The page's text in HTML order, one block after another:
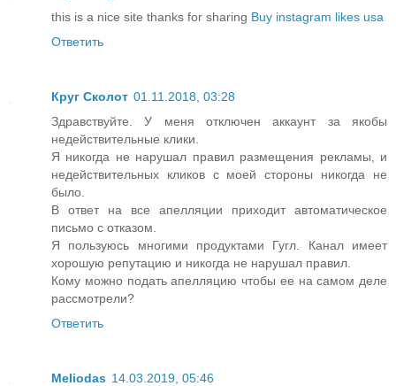
this is a nice site thanks for sharing Buy instagram likes usa
Ответить
Круг Сколот 01.11.2018, 03:28
Здравствуйте. У меня отключен аккаунт за якобы
недействительные клики.
Я никогда не нарушал правил размещения рекламы, и
недействительных кликов с моей стороны никогда не
было.
В ответ на все апелляции приходит автоматическое
письмо с отказом.
Я пользуюсь многими продуктами Гугл. Канал имеет
хорошую репутацию и никогда не нарушал правил.
Кому можно подать апелляцию чтобы ее на самом деле
рассмотрели?
Ответить
Meliodas 14.03.2019, 05:46